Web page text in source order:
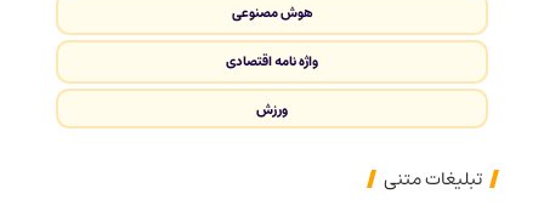
هوش مصنوعی
واژه نامه اقتصادی
ورزش
تبلیغات متنی